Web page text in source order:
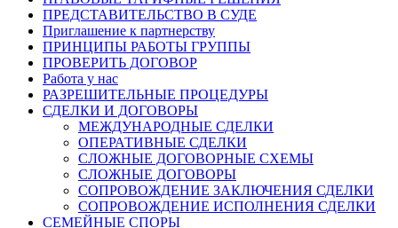
ПРЕДСТАВИТЕЛЬСТВО В СУДЕ
Приглашение к партнерству
ПРИНЦИПЫ РАБОТЫ ГРУППЫ
ПРОВЕРИТЬ ДОГОВОР
Работа у нас
РАЗРЕШИТЕЛЬНЫЕ ПРОЦЕДУРЫ
СДЕЛКИ И ДОГОВОРЫ
МЕЖДУНАРОДНЫЕ СДЕЛКИ
ОПЕРАТИВНЫЕ СДЕЛКИ
СЛОЖНЫЕ ДОГОВОРНЫЕ СХЕМЫ
СЛОЖНЫЕ ДОГОВОРЫ
СОПРОВОЖДЕНИЕ ЗАКЛЮЧЕНИЯ СДЕЛКИ
СОПРОВОЖДЕНИЕ ИСПОЛНЕНИЯ СДЕЛКИ
СЕМЕЙНЫЕ СПОРЫ